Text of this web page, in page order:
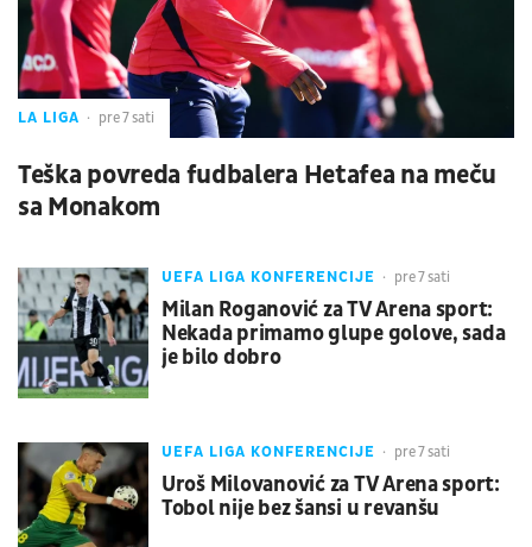
LA LIGA pre 7 sati
Teška povreda fudbalera Hetafea na meču
sa Monakom
UEFA LIGA KONFERENCIJE pre 7 sati
Milan Roganović za TV Arena sport:
Nekada primamo glupe golove, sada
je bilo dobro
UEFA LIGA KONFERENCIJE pre 7 sati
Uroš Milovanović za TV Arena sport:
Tobol nije bez šansi u revanšu